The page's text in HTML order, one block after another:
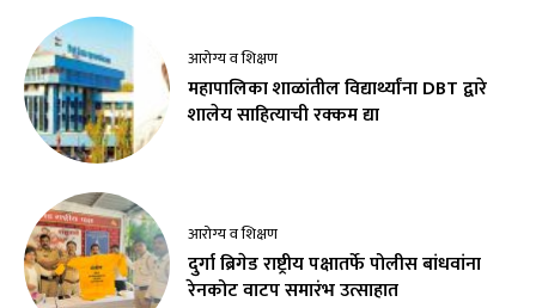
आरोग्य व शिक्षण
महापालिका शाळांतील विद्यार्थ्यांना DBT द्वारे
शालेय साहित्याची रक्कम द्या
आरोग्य व शिक्षण
दुर्गा ब्रिगेड राष्ट्रीय पक्षातर्फे पोलीस बांधवांना
रेनकोट वाटप समारंभ उत्साहात